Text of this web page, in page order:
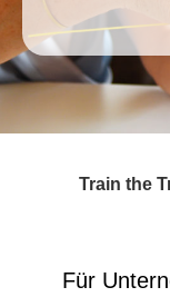
Train the
Für